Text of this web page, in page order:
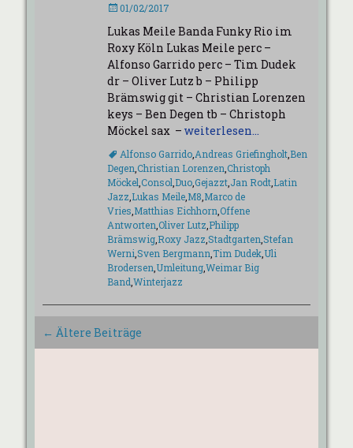
Veröffentlicht
01/02/2017
Lukas Meile Banda Funky Rio im
Roxy Köln Lukas Meile perc –
Alfonso Garrido perc – Tim Dudek
dr – Oliver Lutz b – Philipp
Brämswig git – Christian Lorenzen
keys – Ben Degen tb – Christoph
Möckel sax – weiterlesen…
Schlagworte
Alfonso Garrido, Andreas Griefingholt, Ben
Degen Christian Lorenzen Christoph
Möckel Consol Duo,Gejazzt, Jan Rodt, Latin
Jazz Lukas Meile, M8 Marco de
Vries Matthias Eichhorn Offene
Antworten Oliver Lutz Philipp
Brämswig, Roxy Jazz Stadtgarten Stefan
Werni Sven Bergmann Tim Dudek, Uli
Brodersen Umleitung,Weimar Big
Band Winterjazz
Beitrags-
Navigation
← Ältere Beiträge